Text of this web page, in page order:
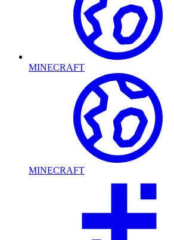
MINECRAFT
MINECRAFT